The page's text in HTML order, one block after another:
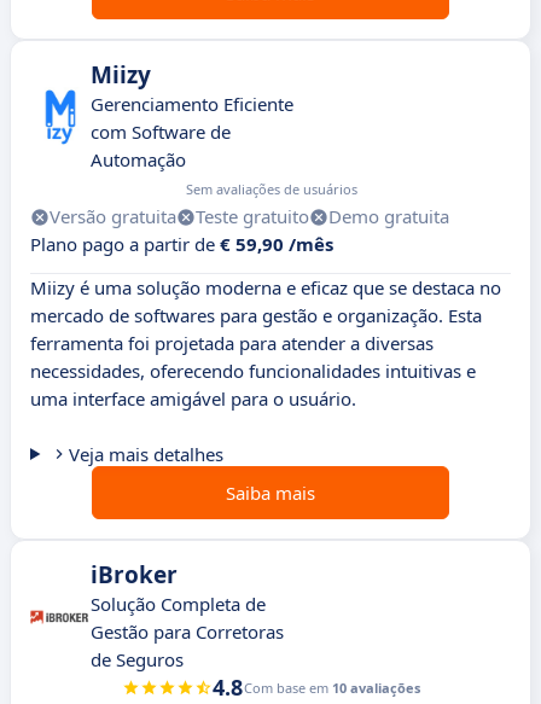
Miizy
Gerenciamento Eficiente
com Software de
Automação
Sem avaliações de usuários
Versão gratuita Teste gratuito
Demo gratuita
Plano pago a partir de € 59,90 /mês
Miizy é uma solução moderna e eficaz que se destaca no
mercado de softwares para gestão e organização. Esta
ferramenta foi projetada para atender a diversas
necessidades, oferecendo funcionalidades intuitivas e
uma interface amigável para o usuário.
Veja mais detalhes
Saiba mais
iBroker
Solução Completa de
Gestão para Corretoras
de Seguros
4.8Com base em 10 avaliações